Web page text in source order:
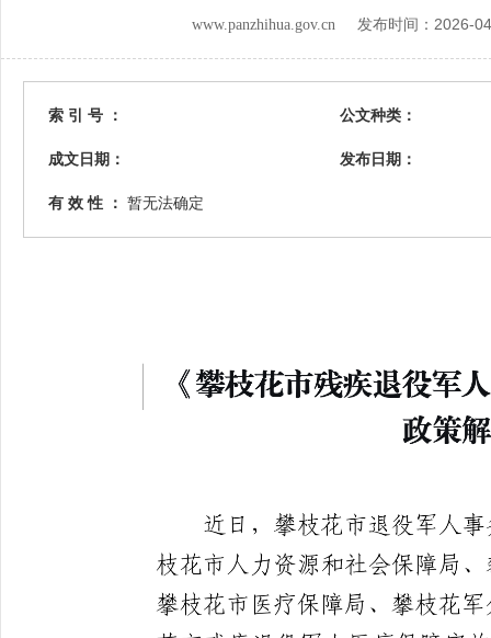
www.panzhihua.gov.cn 发布时间： 2026-
索 引 号 ： 公文种类：
成文日期： 发布日期：
有 效 性 ： 暂无法确定